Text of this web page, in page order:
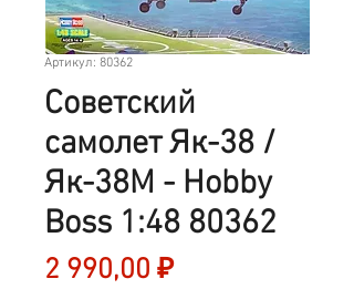
Артикул: 80362
Советский
самолет Як-38 /
Як-38М - Hobby
Boss 1:48 80362
2 990,00 ₽Цена